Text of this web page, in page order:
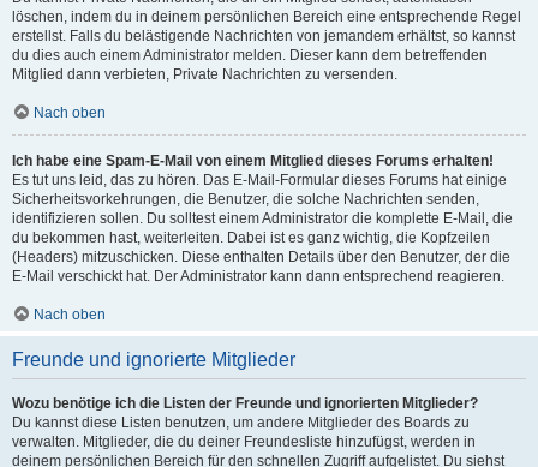
löschen, indem du in deinem persönlichen Bereich eine entsprechende Regel
erstellst. Falls du belästigende Nachrichten von jemandem erhältst, so kannst
du dies auch einem Administrator melden. Dieser kann dem betreffenden
Mitglied dann verbieten, Private Nachrichten zu versenden.
Nach oben
Ich habe eine Spam-E-Mail von einem Mitglied dieses Forums erhalten!
Es tut uns leid, das zu hören. Das E-Mail-Formular dieses Forums hat einige
Sicherheitsvorkehrungen, die Benutzer, die solche Nachrichten senden,
identifizieren sollen. Du solltest einem Administrator die komplette E-Mail, die
du bekommen hast, weiterleiten. Dabei ist es ganz wichtig, die Kopfzeilen
(Headers) mitzuschicken. Diese enthalten Details über den Benutzer, der die
E-Mail verschickt hat. Der Administrator kann dann entsprechend reagieren.
Nach oben
Freunde und ignorierte Mitglieder
Wozu benötige ich die Listen der Freunde und ignorierten Mitglieder?
Du kannst diese Listen benutzen, um andere Mitglieder des Boards zu
verwalten. Mitglieder, die du deiner Freundesliste hinzufügst, werden in
deinem persönlichen Bereich für den schnellen Zugriff aufgelistet. Du siehst